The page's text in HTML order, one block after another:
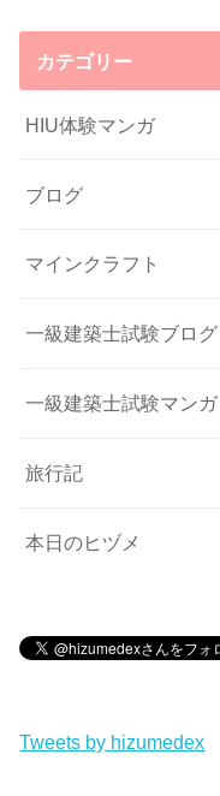
カテゴリー
HIU体験マンガ
ブログ
マインクラフト
一級建築士試験ブログ
一級建築士試験マンガ
旅行記
本日のヒヅメ
Tweets by hizumedex